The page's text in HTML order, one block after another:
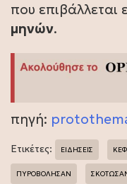
που επιβάλλεται
μηνών.
πηγή:
Ετικέτες: ΕΙΔΗΣΕΙΣ
ΠΥΡΟΒΟΛΗΣΑΝ